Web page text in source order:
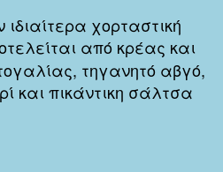
ιδιαίτερα χορταστική
από κρέας και
τηγανητό αβγό,
και πικάντικη σάλτσα